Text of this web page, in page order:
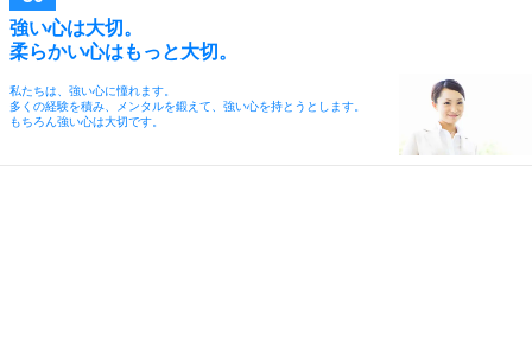
強い心は大切。
柔らかい心はもっと大切。
私たちは、強い心に憧れます。
多くの経験を積み、メンタルを鍛えて、強い心を持とうとします。
もちろん強い心は大切です。